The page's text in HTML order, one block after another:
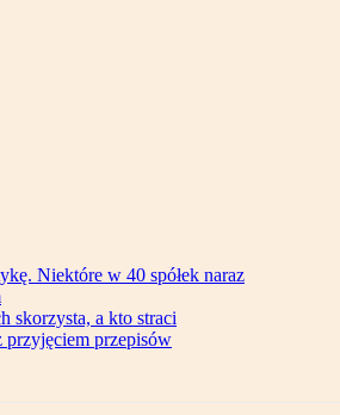
Niektóre w 40 spółek naraz
skorzysta, a kto straci
przyjęciem przepisów